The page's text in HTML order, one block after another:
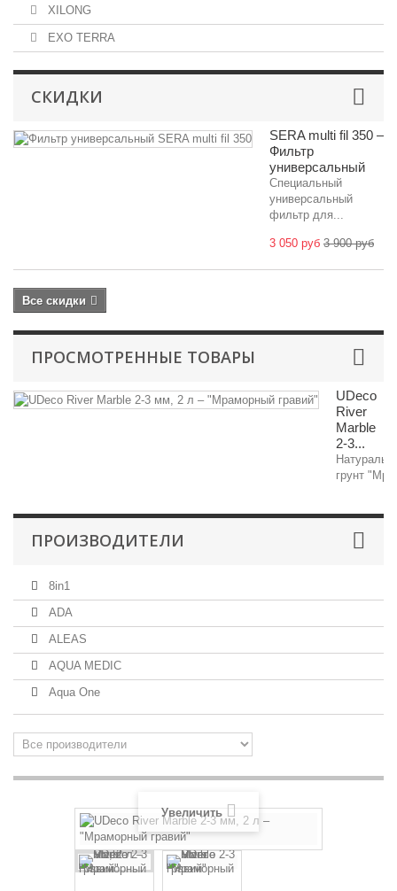
XILONG
EXO TERRA
СКИДКИ
SERA multi fil 350 –
Фильтр
универсальный
Специальный
универсальный
фильтр для...
3 050 руб 3 900 руб
Все скидки
ПРОСМОТРЕННЫЕ ТОВАРЫ
UDeco
River
Marble
2-3...
грунт
ПРОИЗВОДИТЕЛИ
8in1
ADA
ALEAS
AQUA MEDIC
Aqua One
Увеличить